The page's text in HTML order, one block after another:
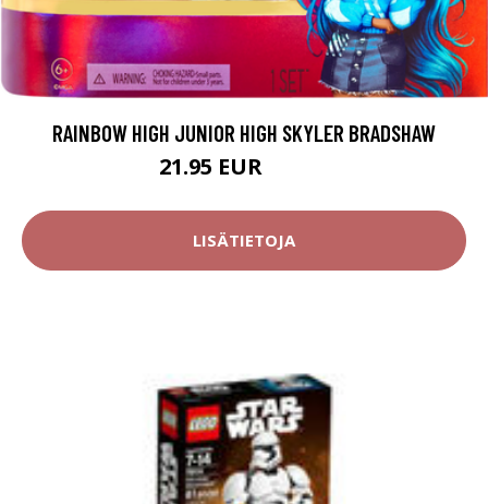
RAINBOW HIGH JUNIOR HIGH SKYLER BRADSHAW
21.95 EUR
LISÄTIETOJA